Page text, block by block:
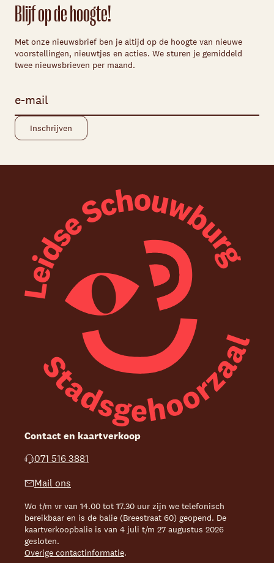
Blijf op de hoogte!
Met onze nieuwsbrief ben je altijd op de hoogte van nieuwe
voorstellingen, nieuwtjes en acties. We sturen je gemiddeld
twee nieuwsbrieven per maand.
Contact en kaartverkoop
071 516 3881
Mail ons
Wo t/m vr van 14.00 tot 17.30 uur zijn we telefonisch
bereikbaar en is de balie (Breestraat 60) geopend. De
kaartverkoopbalie is van 4 juli t/m 27 augustus 2026
gesloten.
Overige contactinformatie.